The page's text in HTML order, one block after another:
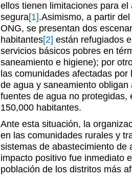
ellos tienen limitaciones para el
segura[1].Asimismo, a partir
ONG, se presentan dos
habitantes[2] están refugiados
servicios básicos pobres en
saneamiento e higiene); por
las comunidades afectadas
de agua y saneamiento
fuentes de agua no protegidas,
150,000 habitantes.
Ante esta situación, la
en las comunidades rurales y
sistemas de abastecimiento de
impacto positivo fue inmediato
población de los distritos más